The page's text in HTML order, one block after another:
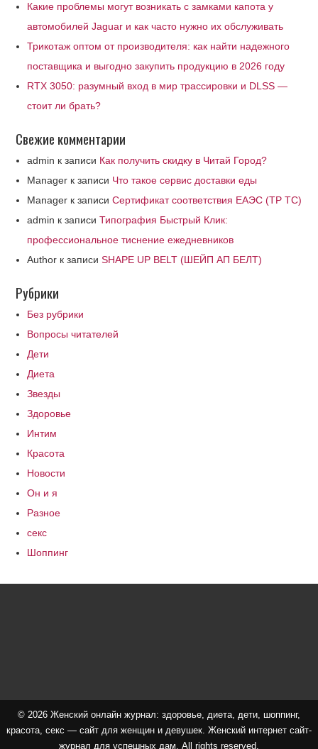
Какие проблемы могут возникать с замками капота у
автомобилей Jaguar и как часто нужно их обслуживать
Трикотаж оптом от производителя: как найти надежного
поставщика и выгодно закупить продукцию в 2026 году
RTX 3050: разумный вход в мир трассировки и DLSS —
стоит ли брать?
Свежие комментарии
admin к записи Как получить скидку в Читай Город?
Manager к записи Что такое сервис доставки еды
Manager к записиСертификат соответствия ЕАЭС (ТР ТС)
admin к записиТипография Быстрый Клик:
профессиональное тиснение ежедневников
Author к записиSHAPE UP BELT (ШЕЙП АП БЕЛТ)
Рубрики
Без рубрики
Вопросы читателей
Дети
Диета
Звезды
Здоровье
Интим
Красота
Новости
Он и я
Разное
секс
Шоппинг
© 2026 Женский онлайн журнал: здоровье, диета, дети, шоппинг,
красота, секс — сайт для женщин и девушек. Женский интернет сайт-
журнал для успешных дам. All rights reserved.